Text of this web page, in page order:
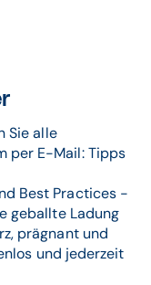
Sie alle
per E-Mail: Tipps
Best Practices -
geballte Ladung
prägnant und
und jederzeit